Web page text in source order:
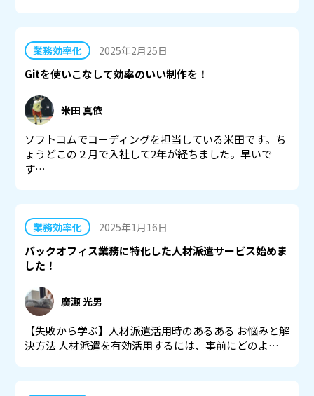
業務効率化 2025年2月25日
Gitを使いこなして効率のいい制作を！
米田 真依
ソフトコムでコーディングを担当している米田です。ち
ょうどこの２月で入社して2年が経ちました。早いで
す…
業務効率化 2025年1月16日
バックオフィス業務に特化した人材派遣サービス始めま
した！
廣瀬 光男
【失敗から学ぶ】人材派遣活用時のあるある お悩みと解
決方法 人材派遣を有効活用するには、事前にどのよ…